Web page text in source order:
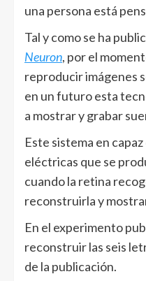
una persona está
Tal y como se ha
Neuron, por el
reproducir imágenes
en un futuro esta
a mostrar y grabar
Este sistema en
eléctricas que se
cuando la retina
reconstruirla y
En el experimento
reconstruir las seis
de la publicación.